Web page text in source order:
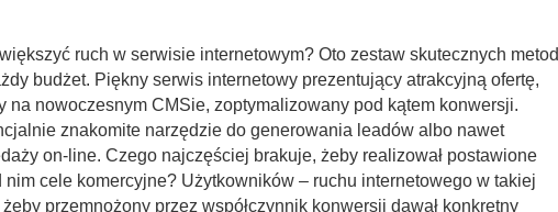
ruch w serwisie internetowym? Oto zestaw skutecznych metod
budżet. Piękny serwis internetowy prezentujący atrakcyjną ofertę,
na nowoczesnym CMSie, zoptymalizowany pod kątem konwersji.
znakomite narzędzie do generowania leadów albo nawet
on-line. Czego najczęściej brakuje, żeby realizował postawione
nim cele komercyjne? Użytkowników – ruchu internetowego w takiej
przemnożony przez współczynnik konwersji dawał konkretny